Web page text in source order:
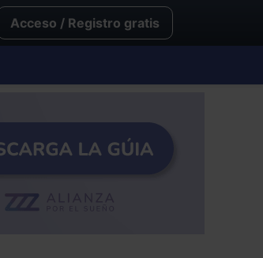
Acceso / Registro gratis